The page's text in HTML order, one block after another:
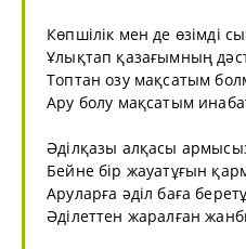
Көпшілік мен де өзімді
Ұлықтап қазағымның
Топтан озу мақсатым
Ару болу мақсатым
Әділқазы алқасы
Бейне бір жауатұғын
Аруларға әділ баға
Әділеттен жаралған